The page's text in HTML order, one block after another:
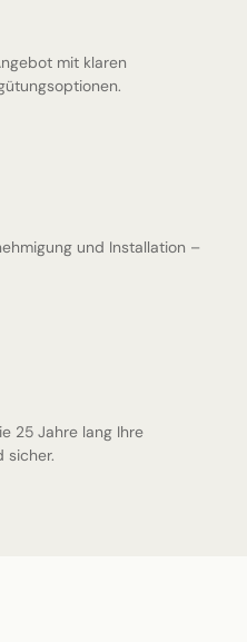
mit klaren
und Installation –
25 Jahre lang Ihre
sicher.